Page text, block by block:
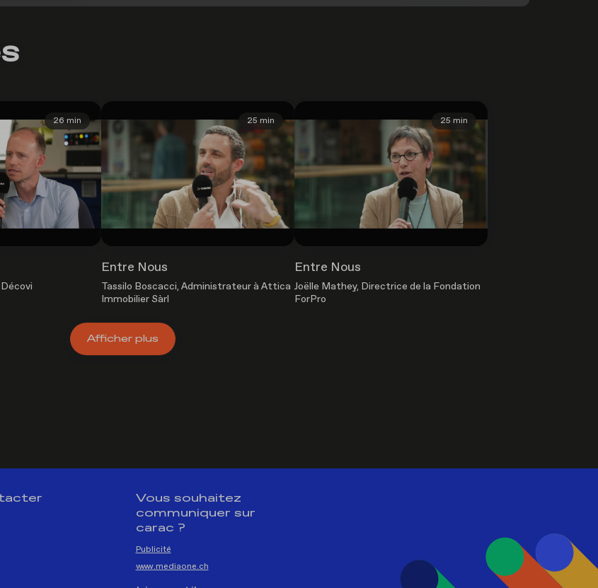
26 min 25 min
Entre Nous
Tassilo Boscacci, Administrateur à Attica
Immobilier Sàrl
25 min
Entre Nous
Joëlle Mathey, Directrice de la Fondation
ForPro
Afficher plus
Vous souhaitez
communiquer sur
carac ?
Publicité
www.mediaone.ch